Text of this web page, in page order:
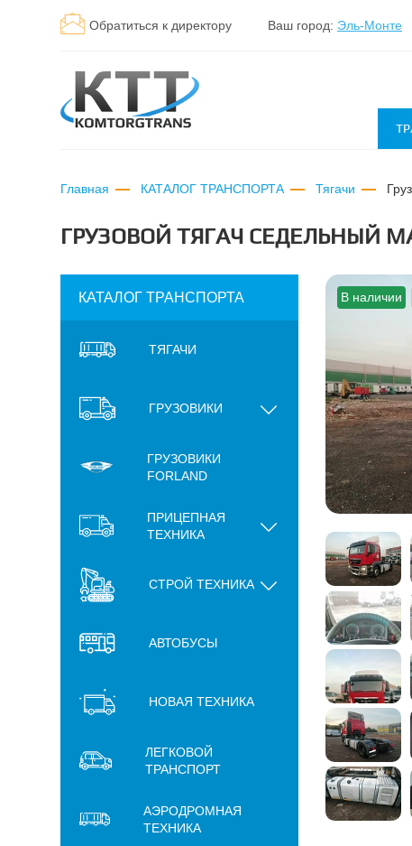
Обратиться к директору Ваш город: Эль-Монте
Главная КАТАЛОГ ТРАНСПОРТА Тягачи
ГРУЗОВОЙ ТЯГАЧ СЕДЕЛЬНЫЙ
КАТАЛОГ ТРАНСПОРТА
ТЯГАЧИ
ГРУЗОВИКИ
ГРУЗОВИКИ
FORLAND
ПРИЦЕПНАЯ
ТЕХНИКА
СТРОЙ ТЕХНИКА
АВТОБУСЫ
НОВАЯ ТЕХНИКА
ЛЕГКОВОЙ
ТРАНСПОРТ
АЭРОДРОМНАЯ
ТЕХНИКА
В наличии